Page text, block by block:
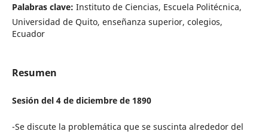
Palabras clave: Instituto de Ciencias, Escuela Politécnica,
Universidad de Quito, enseñanza superior, colegios,
Ecuador
Resumen
Sesión del 4 de diciembre de 1890
-Se discute la problemática que se suscinta alrededor del